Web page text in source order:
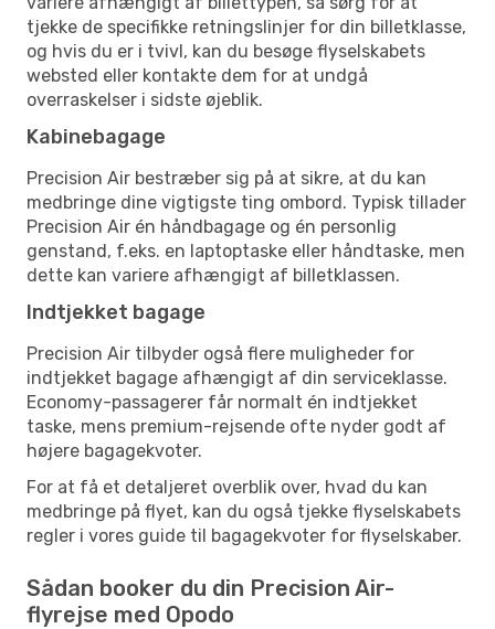
tjekke de specifikke retningslinjer for din billetklasse,
og hvis du er i tvivl, kan du besøge flyselskabets
websted eller kontakte dem for at undgå
overraskelser i sidste øjeblik.
Kabinebagage
Precision Air bestræber sig på at sikre, at du kan
medbringe dine vigtigste ting ombord. Typisk tillader
Precision Air én håndbagage og én personlig
genstand, f.eks. en laptoptaske eller håndtaske, men
dette kan variere afhængigt af billetklassen.
Indtjekket bagage
Precision Air tilbyder også flere muligheder for
indtjekket bagage afhængigt af din serviceklasse.
Economy-passagerer får normalt én indtjekket
taske, mens premium-rejsende ofte nyder godt af
højere bagagekvoter.
For at få et detaljeret overblik over, hvad du kan
medbringe på flyet, kan du også tjekke flyselskabets
regler i vores guide til bagagekvoter for flyselskaber.
Sådan booker du din Precision Air-
flyrejse med Opodo